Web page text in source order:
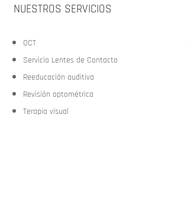
NUESTROS SERVICIOS
OCT
Servicio Lentes de Contacto
Reeducación auditiva
Revisión optométrica
Terapia visual